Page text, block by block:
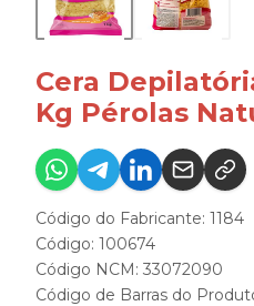
Cera
Kg Pérolas
Código do Fabricante: 1184
Código: 100674
Código NCM: 33072090
Código de Barras do